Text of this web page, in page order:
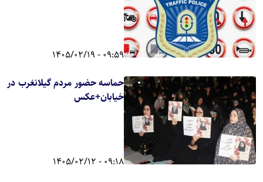
09:59 - 1405/02/19
حماسه حضور مردم گیلانغرب در
خیابان+عکس
09:18 - 1405/02/12